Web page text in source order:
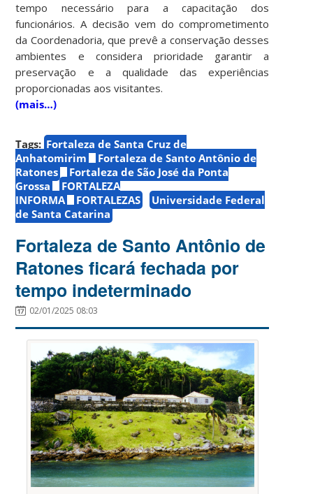
tempo necessário para a capacitação dos
funcionários. A decisão vem do comprometimento
da Coordenadoria, que prevê a conservação desses
ambientes e considera prioridade garantir a
preservação e a qualidade das experiências
proporcionadas aos visitantes.
(mais…)
Tags: Fortaleza de Santa Cruz de
Anhatomirim
Fortaleza de Santo Antônio de
Ratones
Fortaleza de São José da Ponta
Grossa
FORTALEZA
INFORMA
FORTALEZAS
Universidade Federal
de Santa Catarina
Fortaleza de Santo Antônio de
Ratones ficará fechada por
tempo indeterminado
02/01/2025 08:03